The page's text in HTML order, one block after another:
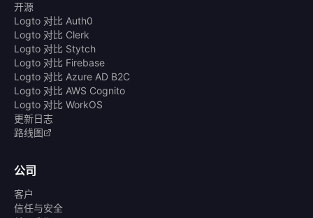
开源
Logto 对比 Auth0
Logto 对比 Clerk
Logto 对比 Stytch
Logto 对比 Firebase
Logto 对比 Azure AD B2C
Logto 对比 AWS Cognito
Logto 对比 WorkOS
更新日志
路线图
公司
客户
信任与安全